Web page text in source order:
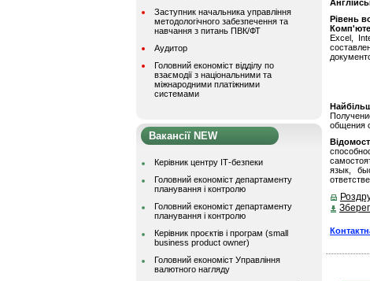
Заступник начальника управління
методологічного забезпечення та
навчання з питань ПВК/ФТ
Аудитор
Головний економіст відділу по
взаємодії з національними та
міжнародними платіжними
системами
Вакансії NEW
Керівник центру ІТ-безпеки
Головний економіст департаменту
планування і контролю
Головний економіст департаменту
планування і контролю
Керівник проєктів і програм (small
business product owner)
Головний економіст Управління
валютного нагляду
Рівень
Excel,
общения
язык,